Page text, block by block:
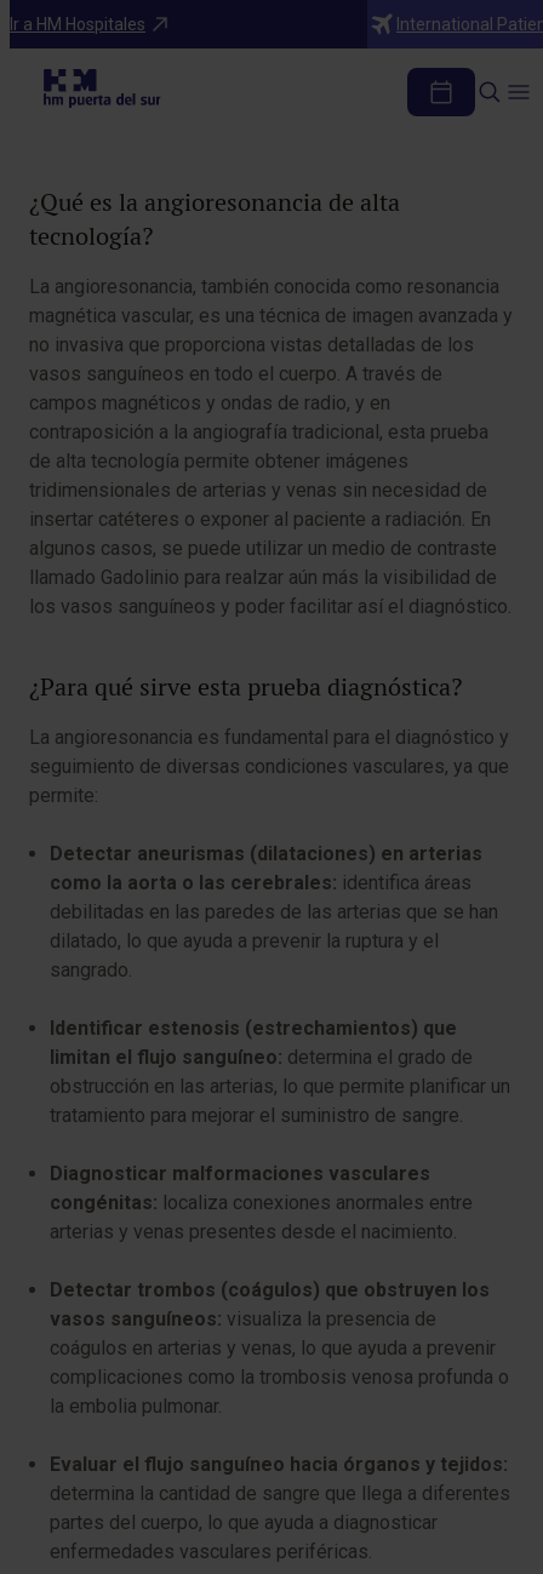
Ir a HM Hospitales International
Diagnosticos
Angioresonancia
¿Qué es la angioresonancia de alta
tecnología?
La angioresonancia, también conocida como resonancia
magnética vascular, es una técnica de imagen avanzada y
no invasiva que proporciona vistas detalladas de los
vasos sanguíneos en todo el cuerpo. A través de
campos magnéticos y ondas de radio, y en
contraposición a la angiografía tradicional, esta prueba
de alta tecnología permite obtener imágenes
tridimensionales de arterias y venas sin necesidad de
insertar catéteres o exponer al paciente a radiación. En
algunos casos, se puede utilizar un medio de contraste
llamado Gadolinio para realzar aún más la visibilidad de
los vasos sanguíneos y poder facilitar así el diagnóstico.
¿Para qué sirve esta prueba diagnóstica?
La angioresonancia es fundamental para el diagnóstico y
seguimiento de diversas condiciones vasculares, ya que
permite:
Detectar aneurismas (dilataciones) en arterias
como la aorta o las cerebrales: identifica áreas
debilitadas en las paredes de las arterias que se han
dilatado, lo que ayuda a prevenir la ruptura y el
sangrado.
Identificar estenosis (estrechamientos) que
limitan el flujo sanguíneo: determina el grado de
obstrucción en las arterias, lo que permite planificar un
tratamiento para mejorar el suministro de sangre.
Diagnosticar malformaciones vasculares
congénitas: localiza conexiones anormales entre
arterias y venas presentes desde el nacimiento.
Detectar trombos (coágulos) que obstruyen los
vasos sanguíneos: visualiza la presencia de
coágulos en arterias y venas, lo que ayuda a prevenir
complicaciones como la trombosis venosa profunda o
la embolia pulmonar.
Evaluar el flujo sanguíneo hacia órganos y tejidos:
determina la cantidad de sangre que llega a diferentes
partes del cuerpo, lo que ayuda a diagnosticar
enfermedades vasculares periféricas.